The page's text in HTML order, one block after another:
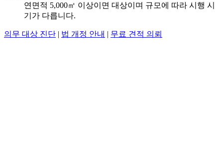
연면적 5,000㎡ 이상이면 대상이며 규모에 따라 시행 시
기가 다릅니다.
의무 대상 진단 | 법 개정 안내 | 무료 견적 의뢰